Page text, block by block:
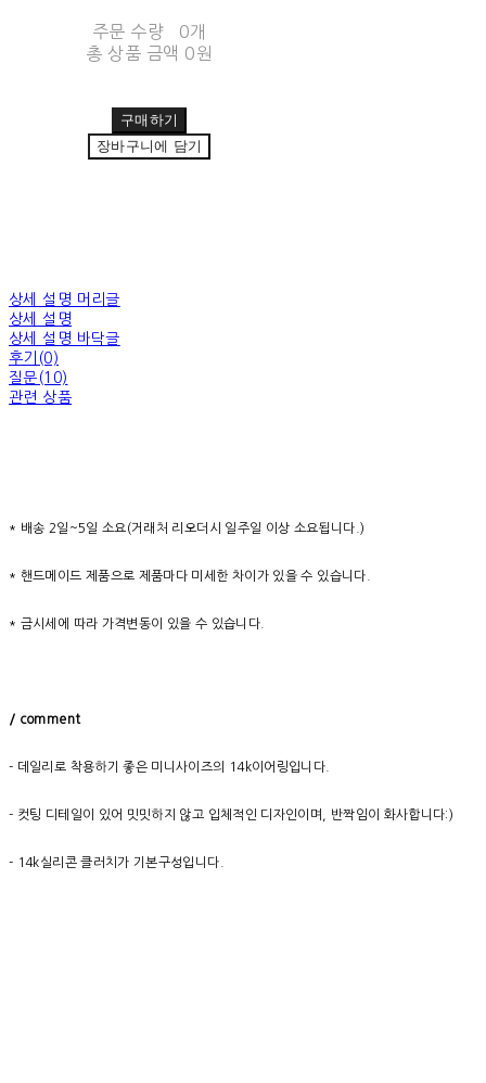
주문 수량
0개
총 상품 금액 0원
구매하기
장바구니에 담기
상세 설명 머리글
상세 설명
상세 설명 바닥글
후기(0)
질문(10)
관련 상품
* 배송 2일~5일 소요(거래처 리오더시 일주일 이상 소요됩니다.)
* 핸드메이드 제품으로 제품마다 미세한 차이가 있을 수 있습니다.
* 금시세에 따라 가격변동이 있을 수 있습니다.
/ comment
- 데일리로 착용하기 좋은 미니사이즈의 14k이어링입니다.
- 컷팅 디테일이 있어 밋밋하지 않고 입체적인 디자인이며, 반짝임이 화사합니다:)
- 14k실리콘 클러치가 기본구성입니다.